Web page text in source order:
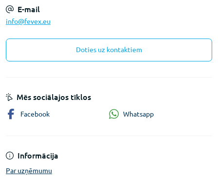
E-mail
info@fevex.eu
Doties uz kontaktiem
Informācija
Par uzņēmumu
Mēs sociālajos tīklos
Facebook Whatsapp